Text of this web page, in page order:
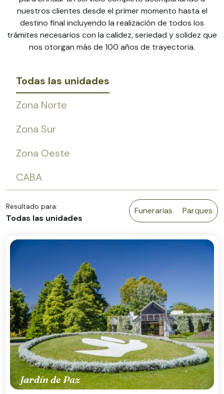
nuestros clientes desde el primer momento hasta el
destino final incluyendo la realización de todos los
trámites necesarios con la calidez, seriedad y solidez que
nos otorgan más de 100 años de trayectoria.
Todas las unidades
Zona Norte
Zona Sur
Zona Oeste
CABA
Resultado para:
Todas las unidades
Funerarias Parques
Jardín de Paz